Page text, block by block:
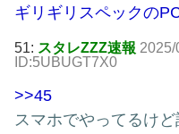
ギリギリスペックの
51: スタレZZZ速報 2025/
ID:5UBUGT7X0
>>45
スマホでやってるけ